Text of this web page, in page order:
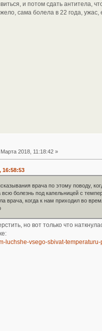
и потом сдать антитела,
сама болела в 22 года,
2018, 11:18:42 »
16:58:53
врача по этому поводу,
болезнь под капельницей с
врача, когда к нам приходил во
но вот только что
luchshe-vsego-sbivat-